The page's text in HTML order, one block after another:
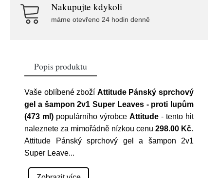
Nakupujte kdykoli
máme otevřeno 24 hodin denně
Popis produktu
Vaše oblíbené zboží Attitude Pánský sprchový
gel a šampon 2v1 Super Leaves - proti lupům
(473 ml) populárního výrobce Attitude - tento hit
naleznete za mimořádně nízkou cenu 298.00 Kč.
Attitude Pánský sprchový gel a šampon 2v1
Super Leave...